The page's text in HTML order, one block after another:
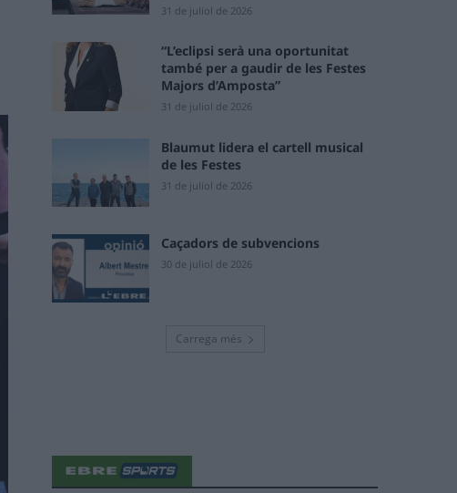
31 de juliol de 2026
“L’eclipsi serà una oportunitat
també per a gaudir de les Festes
Majors d’Amposta”
31 de juliol de 2026
Blaumut lidera el cartell musical
de les Festes
31 de juliol de 2026
Caçadors de subvencions
30 de juliol de 2026
Carrega més